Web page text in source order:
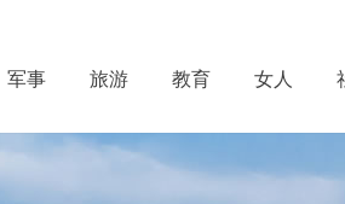
军事 旅游 教育 女人